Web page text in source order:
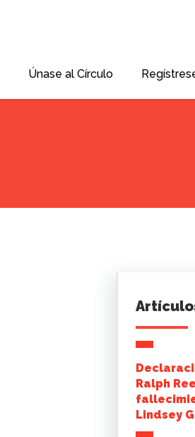
Únase al Círculo
Ralph
Lindsey